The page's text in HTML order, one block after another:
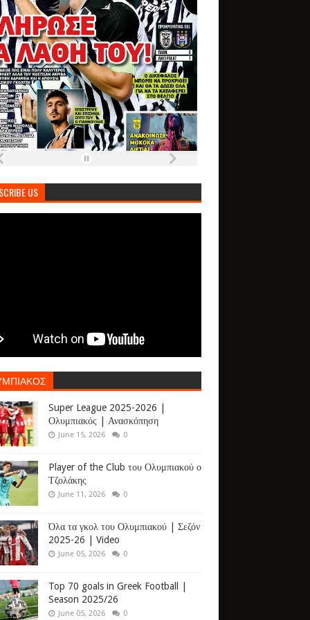
US
Super League 2025-2026 |
Ολυμπιακός | Ανασκόπηση
June 15, 2026 0
Player of the Club του Ολυμπιακού ο
Τζολάκης
June 11, 2026 0
Όλα τα γκολ του Ολυμπιακού | Σεζόν
2025-26 | Video
June 05, 2026 0
Top 70 goals in Greek Football |
Season 2025/26
June 05, 2026 0